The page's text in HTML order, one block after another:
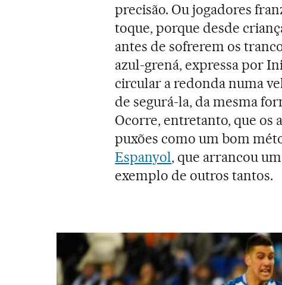
precisão. Ou jogadores
toque, porque desde
antes de sofrerem os
azul-grená, expressa por
circular a redonda numa
de segurá-la, da mesma
Ocorre, entretanto, que os
puxões como um bom
Espanyol, que arrancou
exemplo de outros tantos.